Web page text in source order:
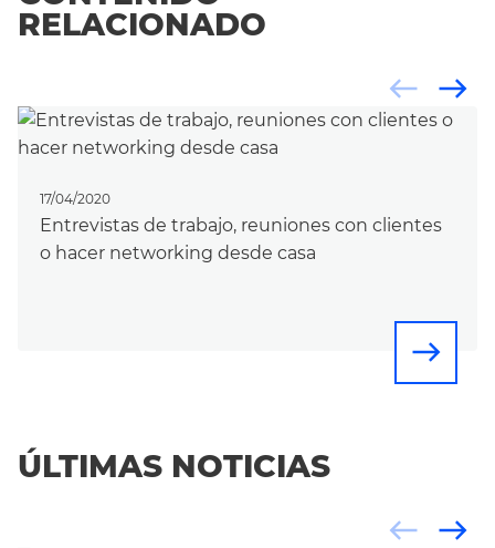
RELACIONADO
17/04/2020
Entrevistas de trabajo, reuniones con clientes
o hacer networking desde casa
east
east
west
ÚLTIMAS NOTICIAS
east
west